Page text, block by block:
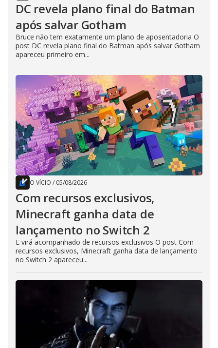
DC revela plano final do Batman
após salvar Gotham
Bruce não tem exatamente um plano de aposentadoria O
post DC revela plano final do Batman após salvar Gotham
apareceu primeiro em...
O VÍCIO / 05/08/2026
Com recursos exclusivos,
Minecraft ganha data de
lançamento no Switch 2
E virá acompanhado de recursos exclusivos O post Com
recursos exclusivos, Minecraft ganha data de lançamento
no Switch 2 apareceu...